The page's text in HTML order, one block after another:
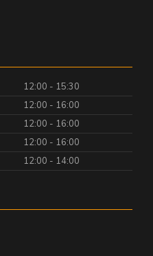
12:00 - 15:30
12:00 - 16:00
12:00 - 16:00
12:00 - 16:00
12:00 - 14:00